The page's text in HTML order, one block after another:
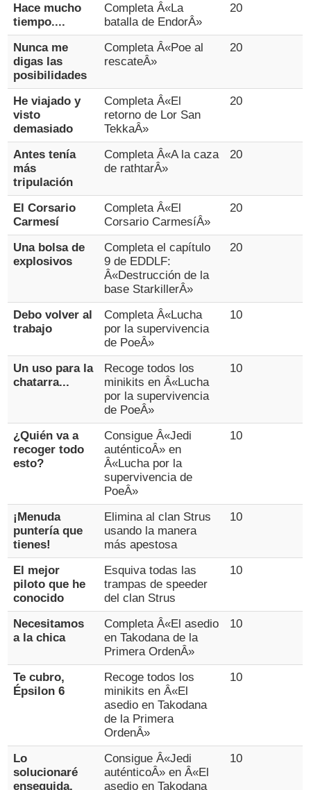
Hace mucho
tiempo....
Completa Â«La
batalla de EndorÂ»
20
Nunca me
digas las
posibilidades
Completa Â«Poe al
rescateÂ»
20
He viajado y
visto
demasiado
Completa Â«El
retorno de Lor San
TekkaÂ»
20
Antes tenía
más
tripulación
Completa Â«A la caza
de rathtarÂ»
20
El Corsario
Carmesí
Completa Â«El
Corsario CarmesíÂ»
20
Una bolsa de
explosivos
Completa el capítulo
9 de EDDLF:
Â«Destrucción de la
base StarkillerÂ»
20
Debo volver al
trabajo
Completa Â«Lucha
por la supervivencia
de PoeÂ»
10
Un uso para la
chatarra...
Recoge todos los
minikits en Â«Lucha
por la supervivencia
de PoeÂ»
10
¿Quién va a
recoger todo
esto?
Consigue Â«Jedi
auténticoÂ» en
Â«Lucha por la
supervivencia de
PoeÂ»
10
¡Menuda
puntería que
tienes!
Elimina al clan Strus
usando la manera
más apestosa
10
El mejor
piloto que he
conocido
Esquiva todas las
trampas de speeder
del clan Strus
10
Necesitamos
a la chica
Completa Â«El asedio
en Takodana de la
Primera OrdenÂ»
10
Te cubro,
Épsilon 6
Recoge todos los
minikits en Â«El
asedio en Takodana
de la Primera
OrdenÂ»
10
Lo
solucionaré
enseguida,
Consigue Â«Jedi
auténticoÂ» en Â«El
asedio en Takodana
10